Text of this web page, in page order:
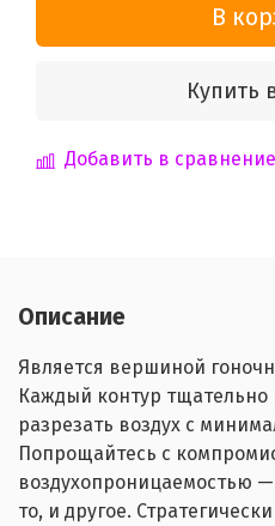
В
Купить
Добавить в сравнение
Описание
Является вершиной
Каждый контур тщательно
разрезать воздух с
Попрощайтесь с
воздухопроницаемостью
то, и другое.